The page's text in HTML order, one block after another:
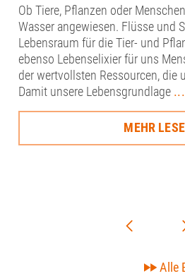
Ob Tiere, Pflanzen oder
Wasser angewiesen. Flüsse und
Lebensraum für die Tier- und
ebenso Lebenselixier für uns
der wertvollsten Ressourcen, die
Damit unsere Lebensgrundlage
MEHR
Alle